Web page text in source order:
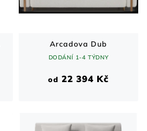
Arcadova Dub
DODÁNÍ 1-4 TÝDNY
od 22 394 Kč